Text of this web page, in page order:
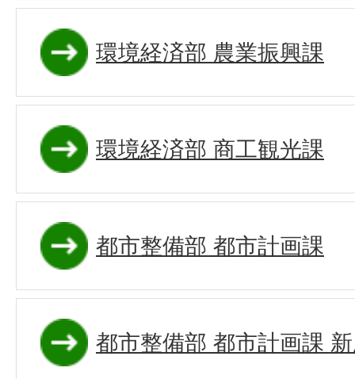
環境経済部 農業振興課
環境経済部 商工観光課
都市整備部 都市計画課
都市整備部 都市計画課